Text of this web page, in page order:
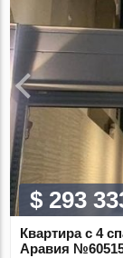
$ 293
Квартира с 4
Аравия